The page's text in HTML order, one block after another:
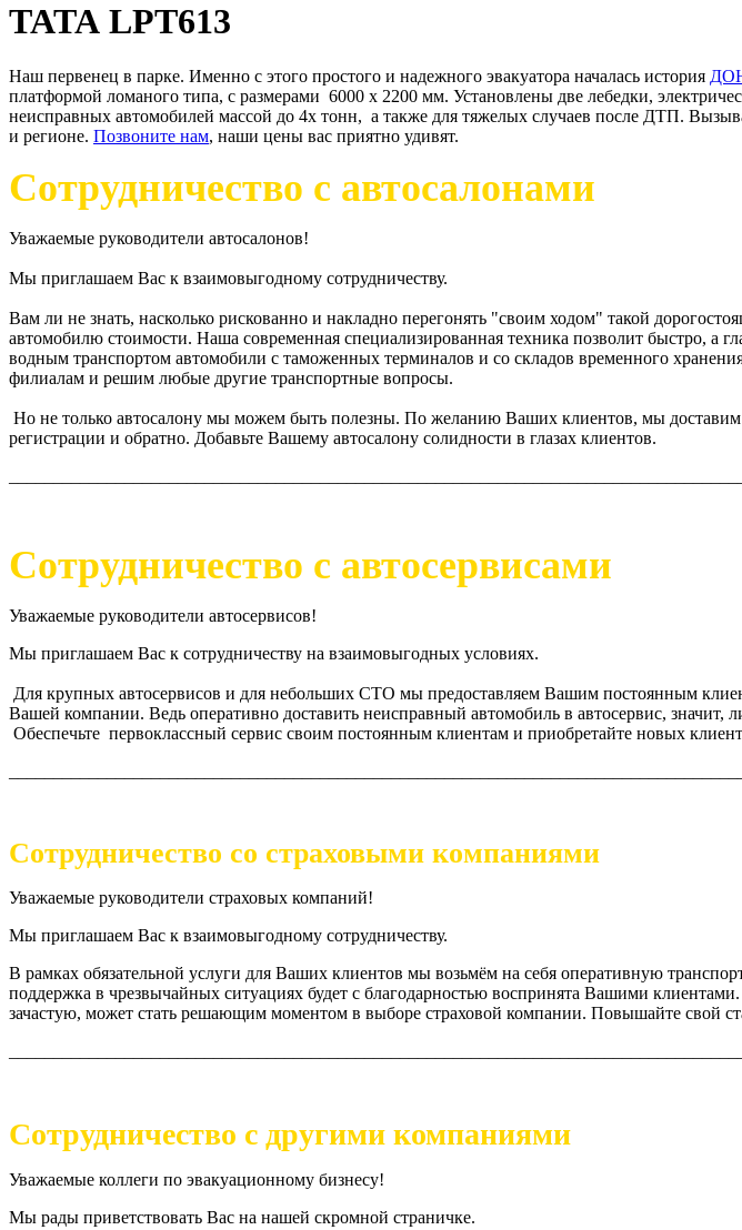
TATA LPT613
Наш первенец в парке. Именно с этого простого и надежного эвакуатора началась история
платформой ломаного типа, с размерами 6000 х 2200 мм. Установлены две лебедки,
неисправных автомобилей массой до 4х тонн, а также для тяжелых случаев после ДТП.
и регионе. Позвоните нам, наши цены вас приятно удивят.
Сотрудничество с автосалонами
Уважаемые руководители автосалонов!
Мы приглашаем Вас к взаимовыгодному сотрудничеству.
Вам ли не знать, насколько рискованно и накладно перегонять "своим ходом" такой
автомобилю стоимости. Наша современная специализированная техника позволит быстро, а
водным транспортом автомобили с таможенных терминалов и со складов временного
филиалам и решим любые другие транспортные вопросы.
Но не только автосалону мы можем быть полезны. По желанию Ваших клиентов, мы
регистрации и обратно. Добавьте Вашему автосалону солидности в глазах клиентов.
Сотрудничество с автосервисами
Уважаемые руководители автосервисов!
Мы приглашаем Вас к сотрудничеству на взаимовыгодных условиях.
Для крупных автосервисов и для небольших СТО мы предоставляем Вашим постоянным
Вашей компании. Ведь оперативно доставить неисправный автомобиль в автосервис, значит,
Обеспечьте первоклассный сервис своим постоянным клиентам и приобретайте новых
Сотрудничество со страховыми компаниями
Уважаемые руководители страховых компаний!
Мы приглашаем Вас к взаимовыгодному сотрудничеству.
В рамках обязательной услуги для Ваших клиентов мы возьмём на себя оперативную
поддержка в чрезвычайных ситуациях будет с благодарностью воспринята Вашими
зачастую, может стать решающим моментом в выборе страховой компании. Повышайте свой
Сотрудничество с другими компаниями
Уважаемые коллеги по эвакуационному бизнесу!
Мы рады приветствовать Вас на нашей скромной страничке.